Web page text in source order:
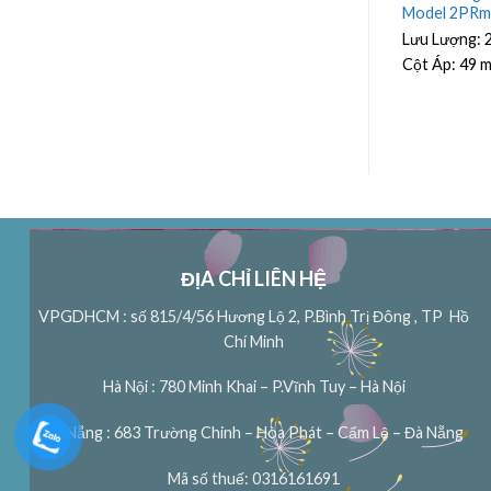
Model
Lưu Lượng:
Cột Áp: 49 m
ĐỊA CHỈ LIÊN HỆ
VPGDHCM : số 815/4/56 Hương Lộ 2, P.Bình Trị Đông , TP Hồ
Chí Minh
Hà Nội : 780 Minh Khai – P.Vĩnh Tuy – Hà Nội
Đà Nẵng : 683 Trường Chinh – Hòa Phát – Cẩm Lệ – Đà Nẵng
Mã số thuế: 0316161691